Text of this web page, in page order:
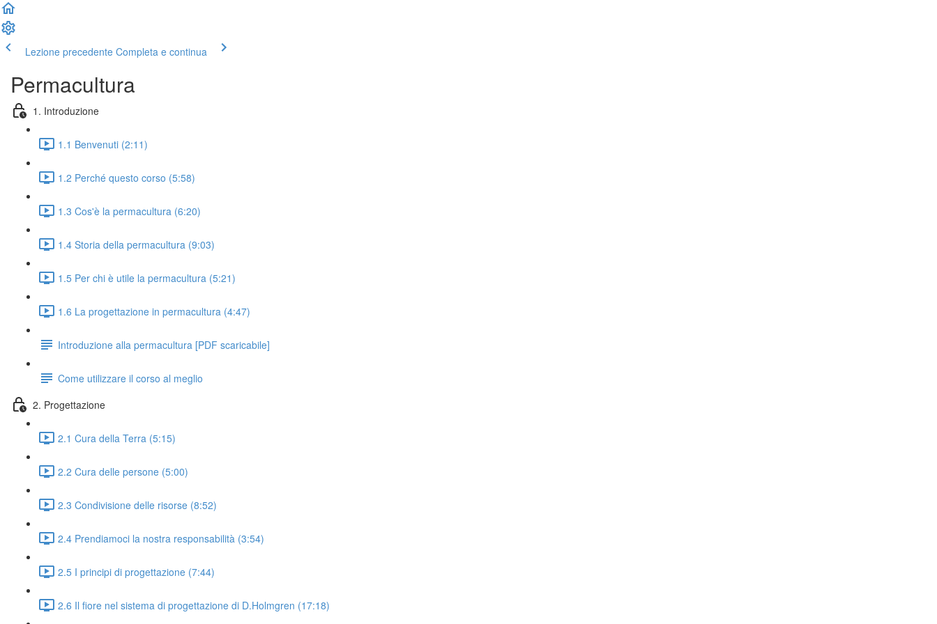
Lezione precedente Completa e continua
Permacultura
1. Introduzione
1.1 Benvenuti (2:11)
1.2 Perché questo corso (5:58)
1.3 Cos'è la permacultura (6:20)
1.4 Storia della permacultura (9:03)
1.5 Per chi è utile la permacultura (5:21)
1.6 La progettazione in permacultura (4:47)
Introduzione alla permacultura [PDF scaricabile]
Come utilizzare il corso al meglio
2. Progettazione
2.1 Cura della Terra (5:15)
2.2 Cura delle persone (5:00)
2.3 Condivisione delle risorse (8:52)
2.4 Prendiamoci la nostra responsabilità (3:54)
2.5 I principi di progettazione (7:44)
2.6 Il fiore nel sistema di progettazione di D.Holmgren (17:18)